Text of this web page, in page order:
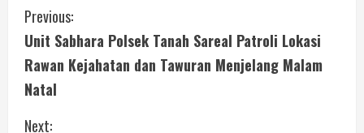
C
o
n
t
Previous:
Unit Sabhara Polsek Tanah Sareal Patroli Lokasi
Rawan Kejahatan dan Tawuran Menjelang Malam
Natal
Next: